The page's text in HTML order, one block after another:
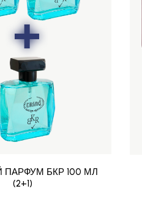
ПАРФУМ БКР 100 МЛ
(2+1)